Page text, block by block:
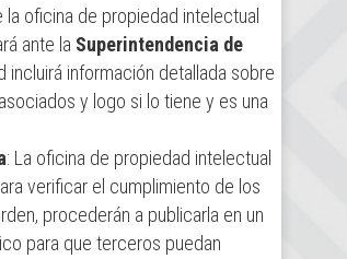
la oficina de propiedad intelectual
ante la Superintendencia de
incluirá información detallada sobre
y logo si lo tiene y es una
: La oficina de propiedad intelectual
verificar el cumplimiento de los
procederán a publicarla en un
para que terceros puedan